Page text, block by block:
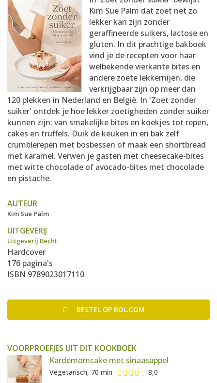
AANMELDEN
RECEPTEN
WEEKMENU'S
KOOKBOEKEN
Kim Sue Palm dat zoet net zo
lekker kan zijn zonder
geraffineerde suikers, lactose en
gluten. In dit prachtige bakboek
vind je de recepten voor haar
welbekende vierkante bites en
andere zoete lekkernijen, die
verkrijgbaar zijn op meer dan
120 plekken in Nederland en België. In 'Zoet zonder
suiker' ontdek je hoe lekker zoetigheden zonder suiker
kunnen zijn: van smakelijke bites en koekjes tot repen,
cakes en truffels. Duik de keuken in en bak zelf
crumblerepen met bosbessen of maak een shortbread
met karamel. Verwen je gasten met cheesecake-bites
met witte chocolade of avocado-bites met chocolade
en pistache.
AUTEUR
Kim Sue Palm
UITGEVERIJ
Uitgeverij Becht
Hardcover
176 pagina's
ISBN 9789023017110
BESTEL OP BOL.COM
VOORPROEFJES UIT DIT KOOKBOEK
Kardemomcake met sinaasappel
Vegetarisch, 70 min 8,0